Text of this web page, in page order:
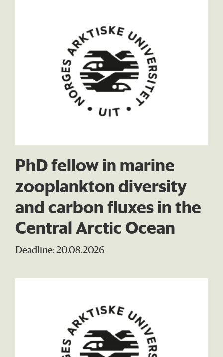
PhD fellow in marine
zooplankton diversity
and carbon fluxes in the
Central Arctic Ocean
Deadline: 20.08.2026